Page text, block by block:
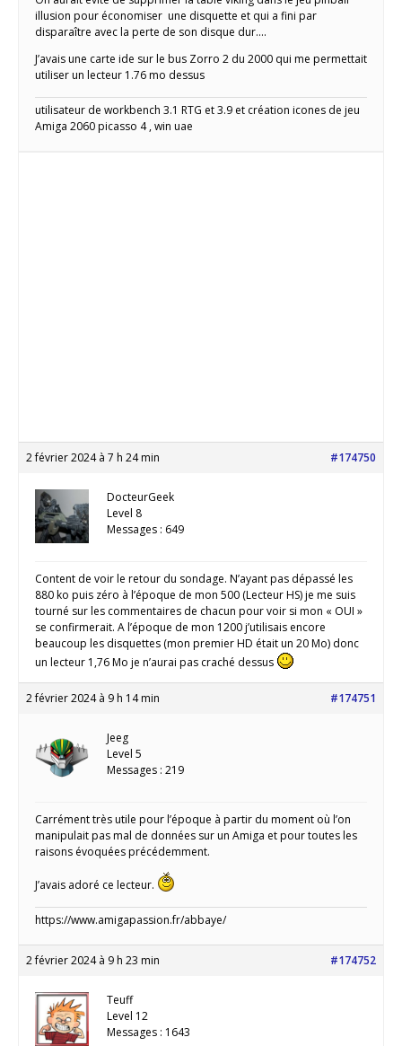
illusion pour économiser une disquette et qui a fini par
disparaître avec la perte de son disque dur….
J’avais une carte ide sur le bus Zorro 2 du 2000 qui me permettait
utiliser un lecteur 1.76 mo dessus
utilisateur de workbench 3.1 RTG et 3.9 et création icones de jeu
Amiga 2060 picasso 4 , win uae
2 février 2024 à 7 h 24 min #174750
DocteurGeek
Level 8
Messages : 649
Content de voir le retour du sondage. N’ayant pas dépassé les
880 ko puis zéro à l’époque de mon 500 (Lecteur HS) je me suis
tourné sur les commentaires de chacun pour voir si mon « OUI »
se confirmerait. A l’époque de mon 1200 j’utilisais encore
beaucoup les disquettes (mon premier HD était un 20 Mo) donc
un lecteur 1,76 Mo je n’aurai pas craché dessus
2 février 2024 à 9 h 14 min #174751
Jeeg
Level 5
Messages : 219
Carrément très utile pour l’époque à partir du moment où l’on
manipulait pas mal de données sur un Amiga et pour toutes les
raisons évoquées précédemment.
J’avais adoré ce lecteur.
https://www.amigapassion.fr/abbaye/
2 février 2024 à 9 h 23 min #174752
Teuff
Level 12
Messages : 1643